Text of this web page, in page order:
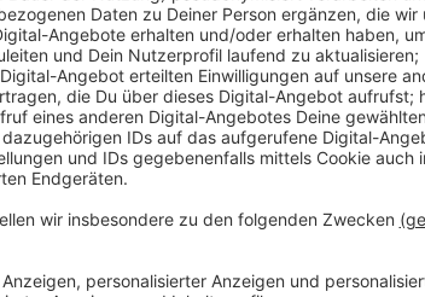
Teurer geht es trotzdem: in Köln liegt der
Quadratmeter aktuell aber rund 11,90 Euro – 60
der Onlinedienst immowelt.de jetzt
Mietpreise waren auf immowelt.de inserierte
Weitere Infos und Links zum Thema